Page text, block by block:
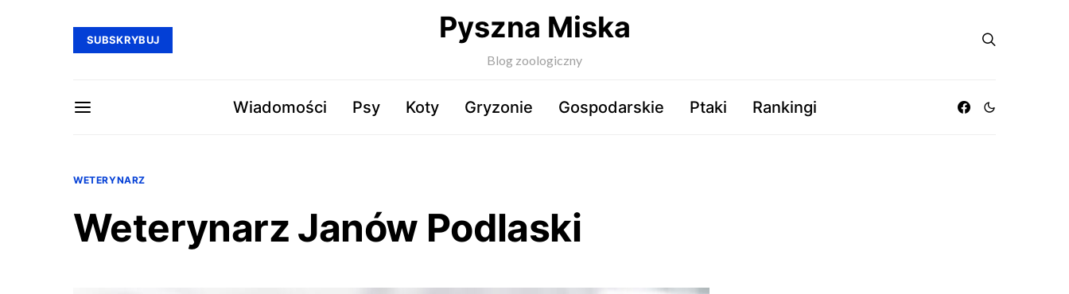
SUBSKRYBUJ Pyszna Miska
Blog zoologiczny
Wiadomości Psy Koty Gryzonie Gospodarskie Ptaki Rankingi
WETERYNARZ
Weterynarz Janów Podlaski